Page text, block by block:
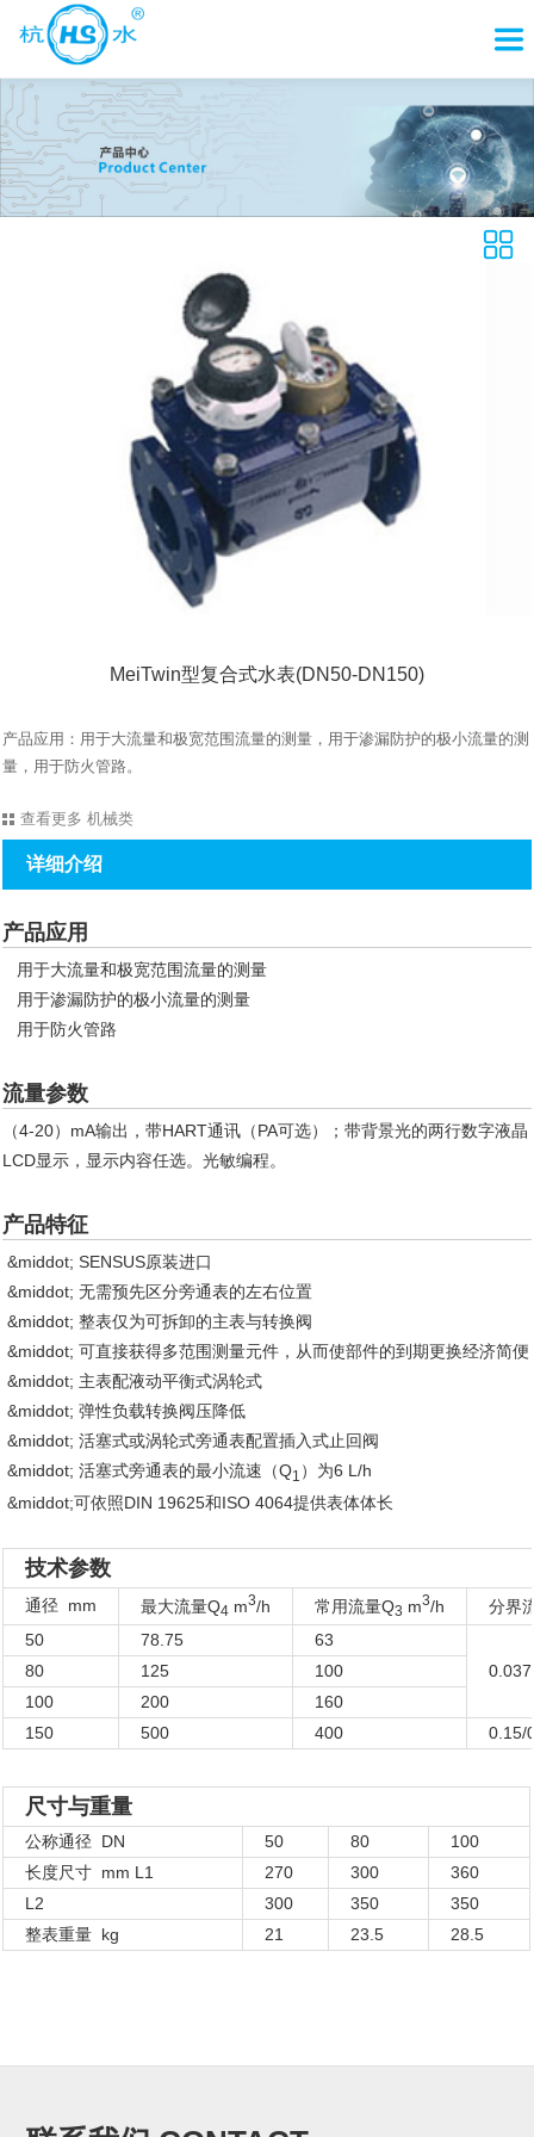
MeiTwin型复合式水表(DN50-DN150)
产品应用：用于大流量和极宽范围流量的测量，用于渗漏防护的极小流量的测
量，用于防火管路。
查看更多 机械类
详细介绍
产品应用
用于大流量和极宽范围流量的测量
用于渗漏防护的极小流量的测量
用于防火管路
流量参数
（4-20）mA输出，带HART通讯（PA可选）；带背景光的两行数字液晶
LCD显示，显示内容任选。光敏编程。
产品特征
&middot; SENSUS原装进口
&middot; 无需预先区分旁通表的左右位置
&middot; 整表仅为可拆卸的主表与转换阀
&middot; 可直接获得多范围测量元件，从而使部件的到期更换经济简便
&middot; 主表配液动平衡式涡轮式
&middot; 弹性负载转换阀压降低
&middot; 活塞式或涡轮式旁通表配置插入式止回阀
&middot; 活塞式旁通表的最小流速（Q1 ）为6 L/h
&middot;可依照DIN 19625和ISO 4064提供表体体长
技术参数
通径 mm 最大流量Q4 m3/h 常用流量Q3 m3/h
分界
50
78.75
63
80 125
100
100
200
160
150
500 400 0.15/
尺寸与重量
公称通径 DN 50 80
100
长度尺寸 mm L1
270 300
360
L2
300 350
350
整表重量 kg
21 23.5 28.5